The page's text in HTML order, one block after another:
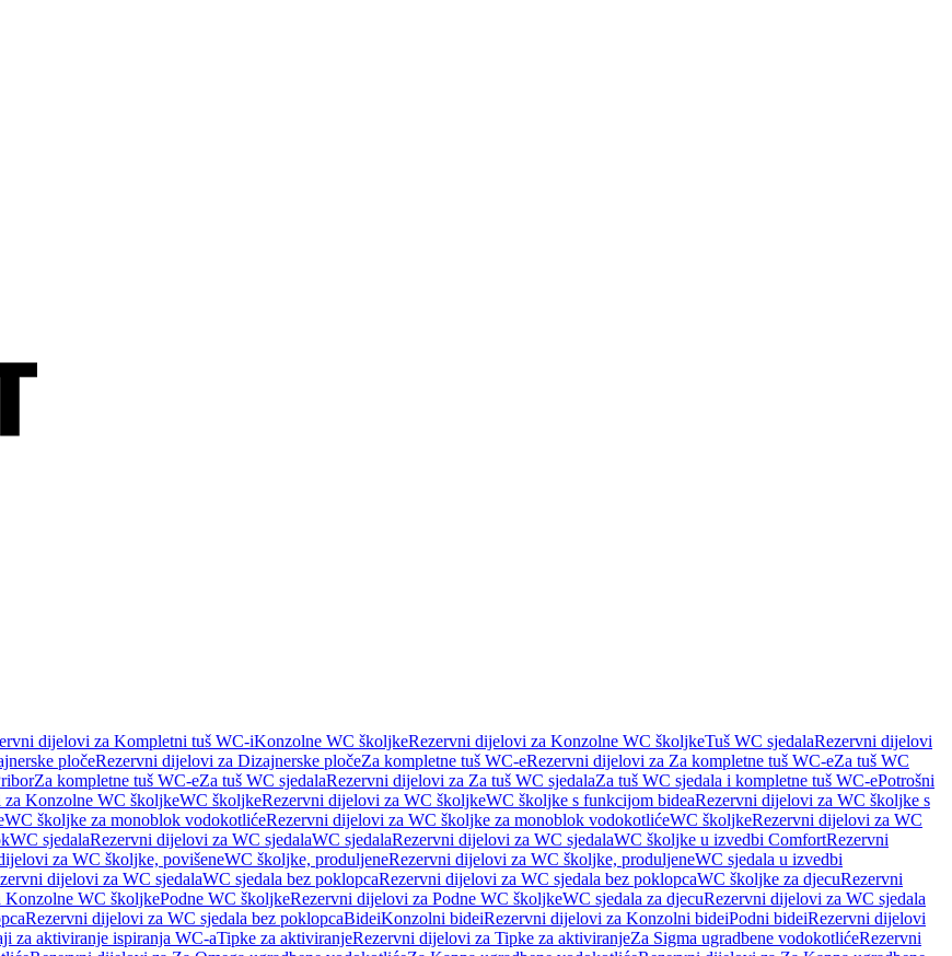
dijelovi za Kompletni tuš WC-iKonzolne WC školjkeRezervni dijelovi za Konzolne WC školjkeTuš WC sjedalaRezervni dijelovi
pločeRezervni dijelovi za Dizajnerske pločeZa kompletne tuš WC-eRezervni dijelovi za Za kompletne tuš WC-eZa tuš WC
Za kompletne tuš WC-eZa tuš WC sjedalaRezervni dijelovi za Za tuš WC sjedalaZa tuš WC sjedala i kompletne tuš WC-ePotrošni
Konzolne WC školjkeWC školjkeRezervni dijelovi za WC školjkeWC školjke s funkcijom bideaRezervni dijelovi za WC školjke s
WC školjke za monoblok vodokotlićeRezervni dijelovi za WC školjke za monoblok vodokotlićeWC školjkeRezervni dijelovi za WC
WC sjedalaRezervni dijelovi za WC sjedalaWC sjedalaRezervni dijelovi za WC sjedalaWC školjke u izvedbi ComfortRezervni
za WC školjke, povišeneWC školjke, produljeneRezervni dijelovi za WC školjke, produljeneWC sjedala u izvedbi
dijelovi za WC sjedalaWC sjedala bez poklopcaRezervni dijelovi za WC sjedala bez poklopcaWC školjke za djecuRezervni
Konzolne WC školjkePodne WC školjkeRezervni dijelovi za Podne WC školjkeWC sjedala za djecuRezervni dijelovi za WC sjedala
Rezervni dijelovi za WC sjedala bez poklopcaBideiKonzolni bideiRezervni dijelovi za Konzolni bideiPodni bideiRezervni dijelovi
za aktiviranje ispiranja WC-aTipke za aktiviranjeRezervni dijelovi za Tipke za aktiviranjeZa Sigma ugradbene vodokotlićeRezervni